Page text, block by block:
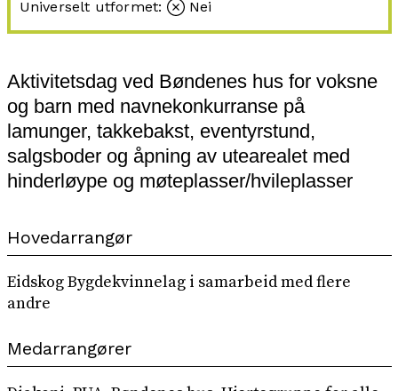
Universelt utformet: Nei
Aktivitetsdag ved Bøndenes hus for voksne
og barn med navnekonkurranse på
lamunger, takkebakst, eventyrstund,
salgsboder og åpning av utearealet med
hinderløype og møteplasser/hvileplasser
Hovedarrangør
Eidskog Bygdekvinnelag i samarbeid med flere
andre
Medarrangører